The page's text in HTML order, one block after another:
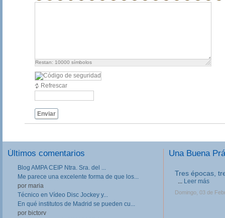
Restan: 10000 símbolos
Refrescar
Enviar
Últimos comentarios
Blog AMPA CEIP Ntra. Sra. del ...
Me parece una excelente forma de que los...
por maria
Técnico en Vídeo Disc Jockey y...
En qué institutos de Madrid se pueden cu...
por bictorv
Una Buena
III Jornadas de
Formación
Las III Jornadas
Formación